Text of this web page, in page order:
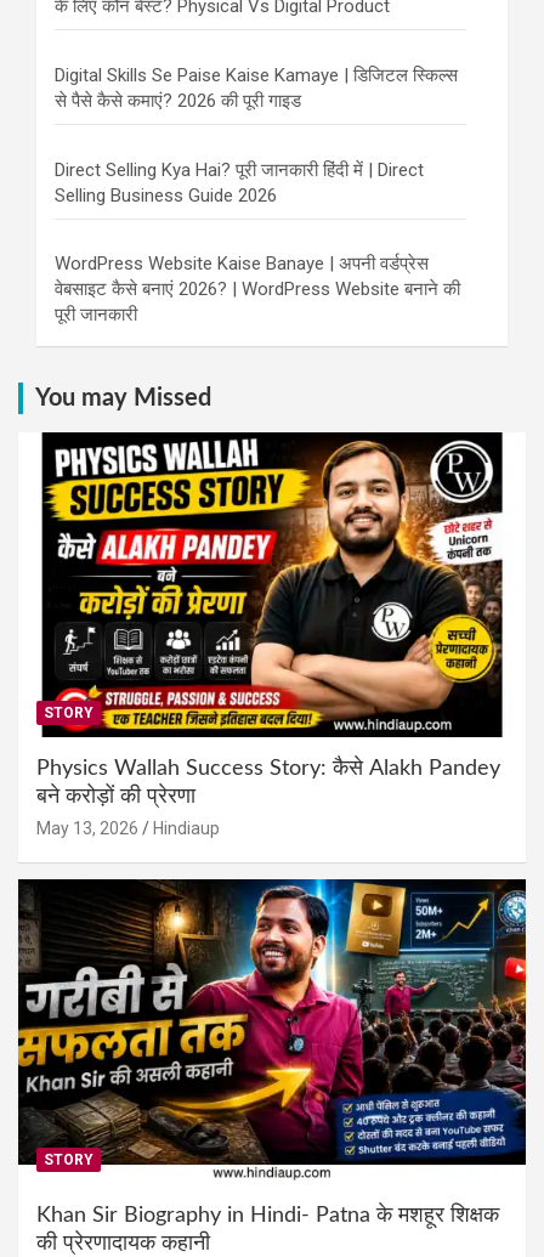
के लिए कौन बेस्ट? Physical Vs Digital Product
Digital Skills Se Paise Kaise Kamaye | डिजिटल स्किल्स
से पैसे कैसे कमाएं? 2026 की पूरी गाइड
Direct Selling Kya Hai? पूरी जानकारी हिंदी में | Direct
Selling Business Guide 2026
WordPress Website Kaise Banaye | अपनी वर्डप्रेस
वेबसाइट कैसे बनाएं 2026? | WordPress Website बनाने की
पूरी जानकारी
You may Missed
STORY
Physics Wallah Success Story: कैसे Alakh Pandey
बने करोड़ों की प्रेरणा
May 13, 2026 Hindiaup
STORY
Khan Sir Biography in Hindi- Patna के मशहूर शिक्षक
की प्रेरणादायक कहानी